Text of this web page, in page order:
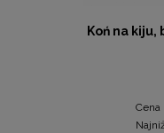
Koń na kiju,